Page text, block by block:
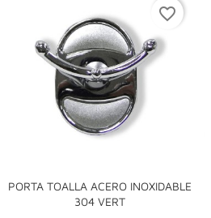
PORTA TOALLA ACERO INOXIDABLE
304 VERT

favorite_border